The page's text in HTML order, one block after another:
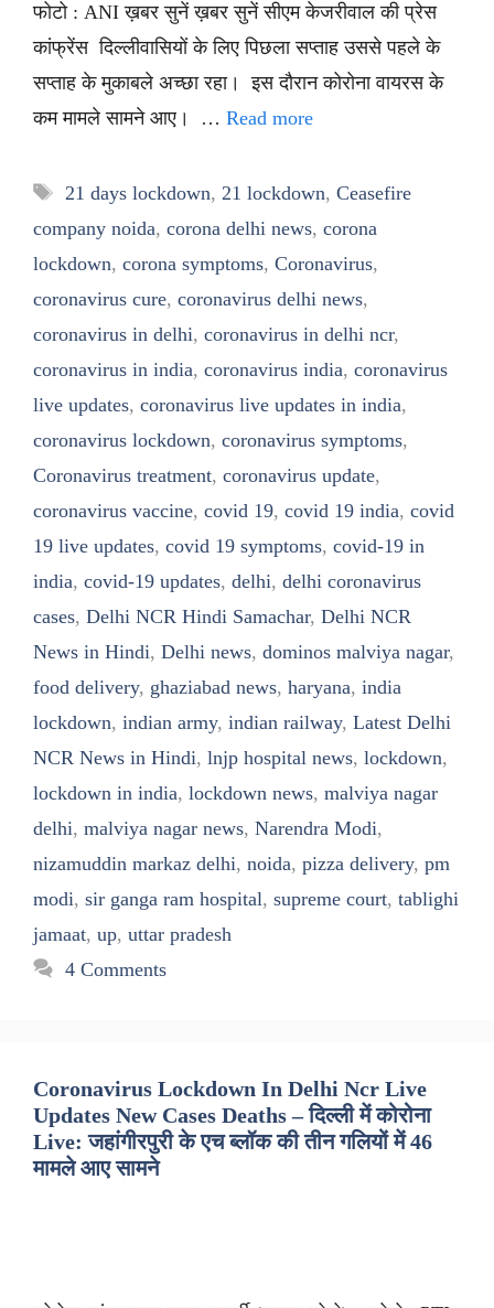
फोटो : ANI ख़बर सुनें ख़बर सुनें सीएम केजरीवाल की प्रेस
कांफ्रेंस दिल्लीवासियों के लिए पिछला सप्ताह उससे पहले के
सप्ताह के मुकाबले अच्छा रहा। इस दौरान कोरोना वायरस के
कम मामले सामने आए। … Read more
Tags
21 days lockdown, 21 lockdown, Ceasefire
company noida, corona delhi news, corona
lockdown, corona symptoms, Coronavirus,
coronavirus cure, coronavirus delhi news,
coronavirus in delhi, coronavirus in delhi ncr,
coronavirus in india, coronavirus india, coronavirus
live updates, coronavirus live updates in india,
coronavirus lockdown, coronavirus symptoms,
Coronavirus treatment, coronavirus update,
coronavirus vaccine, covid 19, covid 19 india, covid
19 live updates, covid 19 symptoms, covid-19 in
india, covid-19 updates, delhi, delhi coronavirus
cases, Delhi NCR Hindi Samachar, Delhi NCR
News in Hindi, Delhi news, dominos malviya nagar,
food delivery, ghaziabad news, haryana, india
lockdown, indian army, indian railway, Latest Delhi
NCR News in Hindi, lnjp hospital news, lockdown,
lockdown in india, lockdown news, malviya nagar
delhi, malviya nagar news, Narendra Modi,
nizamuddin markaz delhi, noida, pizza delivery, pm
modi, sir ganga ram hospital, supreme court, tablighi
jamaat, up, uttar pradesh
4 Comments
Coronavirus Lockdown In Delhi Ncr Live
Updates New Cases Deaths – दिल्ली में कोरोना
Live: जहांगीरपुरी के एच ब्लॉक की तीन गलियों में 46
मामले आए सामने